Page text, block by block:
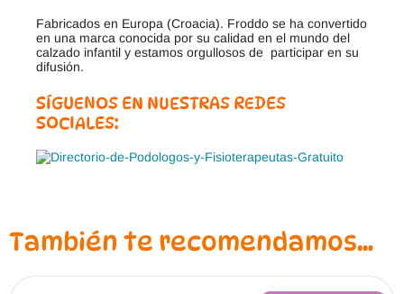
Fabricados en Europa (Croacia). Froddo se ha convertido
en una marca conocida por su calidad en el mundo del
calzado infantil y estamos orgullosos de participar en su
difusión.
SÍGUENOS EN NUESTRAS REDES
SOCIALES:
También te recomendamos…